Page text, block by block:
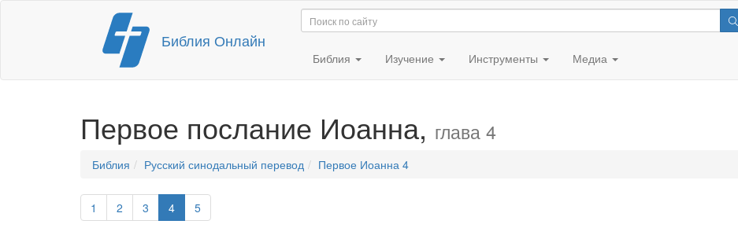
Перейти
содержимому
Библия Онлайн
Библия Изучение Инструменты Медиа
Первое послание Иоанна, глава 4
Библия Русский синодальный перевод Первое Иоанна 4
1 2 3 4 5